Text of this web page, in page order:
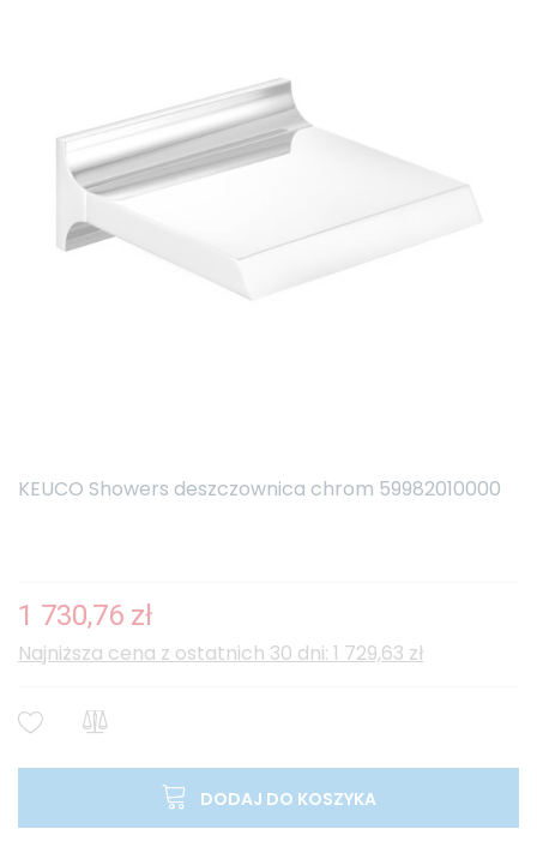
KEUCO Showers deszczownica chrom 59982010000
1 730,76 zł
Najniższa cena z ostatnich 30 dni: 1 729,63 zł
DODAJ DO KOSZYKA